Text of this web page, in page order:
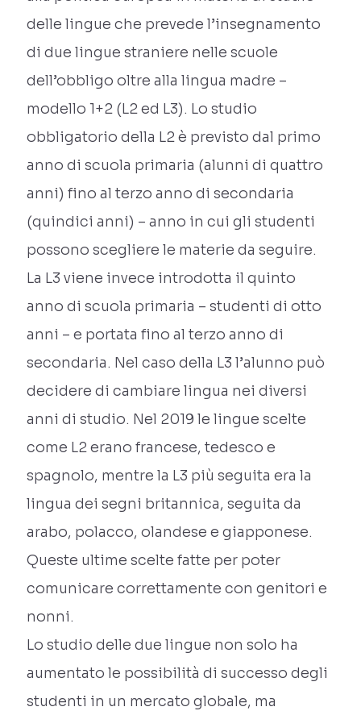
delle lingue che prevede l’insegnamento
di due lingue straniere nelle scuole
dell’obbligo oltre alla lingua madre –
modello 1+2 (L2 ed L3). Lo studio
obbligatorio della L2 è previsto dal primo
anno di scuola primaria (alunni di quattro
anni) fino al terzo anno di secondaria
(quindici anni) – anno in cui gli studenti
possono scegliere le materie da seguire.
La L3 viene invece introdotta il quinto
anno di scuola primaria – studenti di otto
anni – e portata fino al terzo anno di
secondaria. Nel caso della L3 l’alunno può
decidere di cambiare lingua nei diversi
anni di studio. Nel 2019 le lingue scelte
come L2 erano francese, tedesco e
spagnolo, mentre la L3 più seguita era la
lingua dei segni britannica, seguita da
arabo, polacco, olandese e giapponese.
Queste ultime scelte fatte per poter
comunicare correttamente con genitori e
nonni.
Lo studio delle due lingue non solo ha
aumentato le possibilità di successo degli
studenti in un mercato globale, ma